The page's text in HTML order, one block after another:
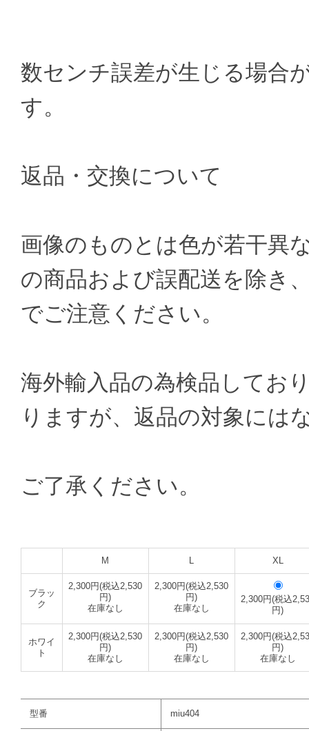
数センチ誤差が生じる場合
す。
返品・交換について
画像のものとは色が若干異
の商品および誤配送を除き
でご注意ください。
海外輸入品の為検品してお
りますが、返品の対象には
ご了承ください。
M L XL
ブラッ
ク
2,300円(税込2,530
円)
在庫なし
2,300円(税込2,530
円)
在庫なし
2,300円(税込
円)
ホワイ
ト
2,300円(税込2,530
円)
在庫なし
2,300円(税込2,530
円)
在庫なし
2,300円(税込
円)
在庫なし
型番 miu404